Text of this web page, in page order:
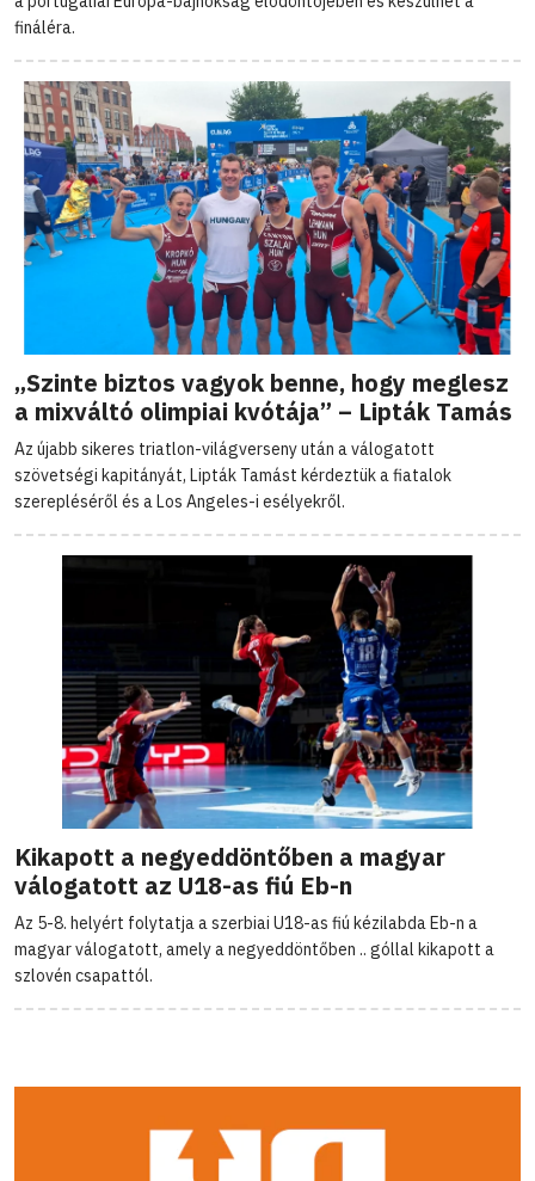
fináléra.
„Szinte biztos vagyok benne, hogy meglesz
a mixváltó olimpiai kvótája” – Lipták Tamás
Az újabb sikeres triatlon-világverseny után a válogatott
szövetségi kapitányát, Lipták Tamást kérdeztük a fiatalok
szerepléséről és a Los Angeles-i esélyekről.
Kikapott a negyeddöntőben a magyar
válogatott az U18-as fiú Eb-n
Az 5-8. helyért folytatja a szerbiai U18-as fiú kézilabda Eb-n a
magyar válogatott, amely a negyeddöntőben .. góllal kikapott a
szlovén csapattól.